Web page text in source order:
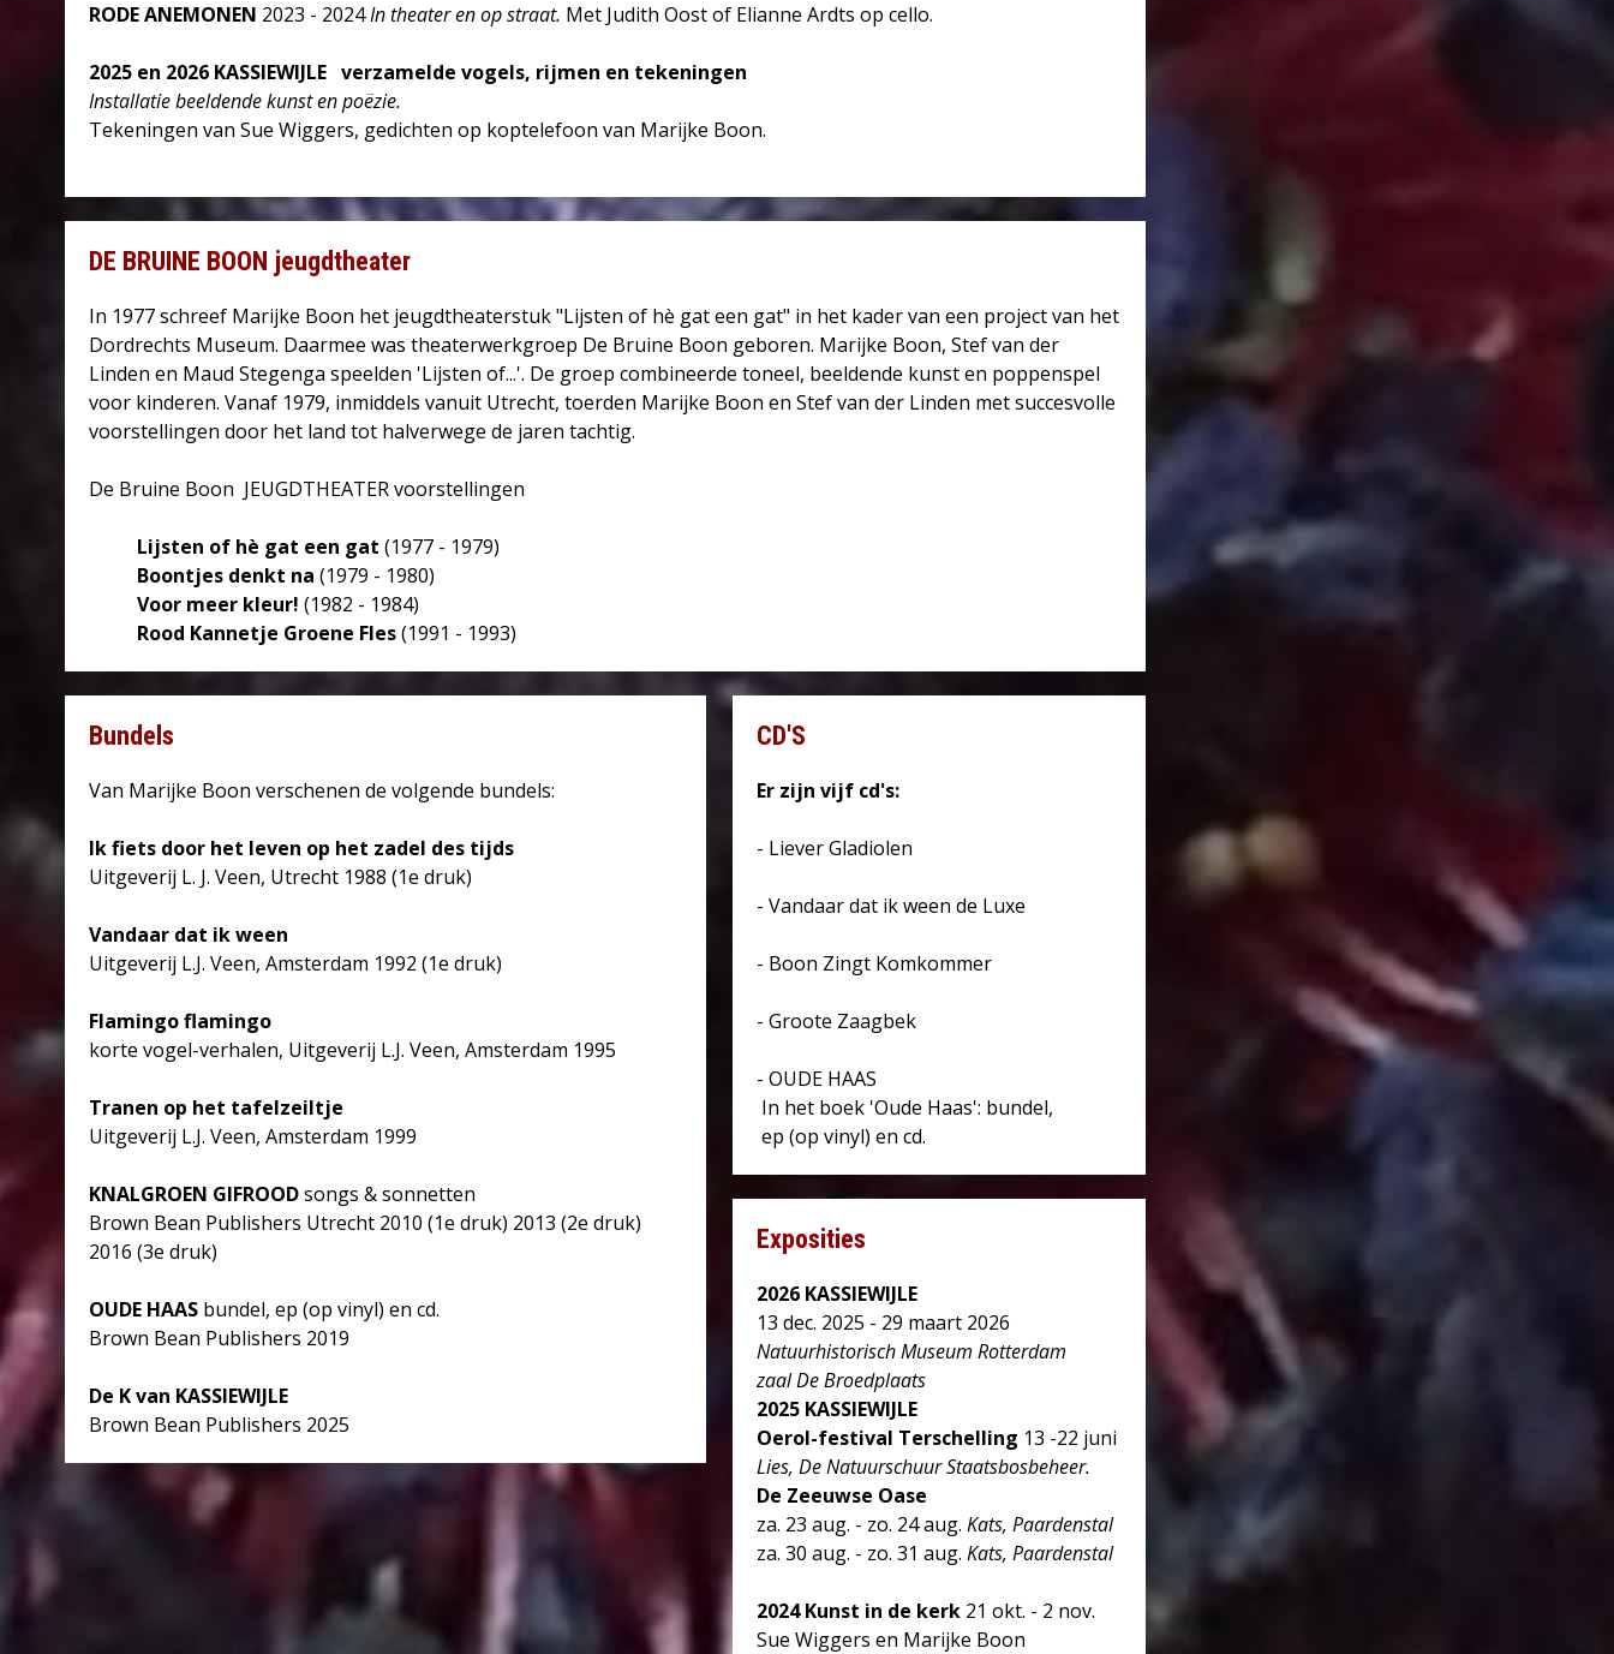
RODE ANEMONEN 2023 - 2024In theater en op straat. Met Judith Oost of Elianne Ardts op cello.
2025 en 2026 KASSIEWIJLE verzamelde vogels, rijmen en tekeningen
Installatie beeldende kunst en poëzie.
Tekeningen van Sue Wiggers, gedichten op koptelefoon van Marijke Boon.
DE BRUINE BOON jeugdtheater
In 1977 schreef Marijke Boon het jeugdtheaterstuk "Lijsten of hè gat een gat" in het kader van een project van het
Dordrechts Museum. Daarmee was theaterwerkgroep De Bruine Boon geboren. Marijke Boon, Stef van der
Linden en Maud Stegenga speelden 'Lijsten of...'. De groep combineerde toneel, beeldende kunst en poppenspel
voor kinderen. Vanaf 1979, inmiddels vanuit Utrecht, toerden Marijke Boon en Stef van der Linden met succesvolle
voorstellingen door het land tot halverwege de jaren tachtig.
De Bruine Boon JEUGDTHEATER voorstellingen
Lijsten of hè gat een gat (1977 - 1979)
Boontjes denkt na (1979 - 1980)
Voor meer kleur! (1982 - 1984)
Rood Kannetje Groene Fles(1991 - 1993)
CD'S
Er zijn vijf cd's:
- Liever Gladiolen
- Vandaar dat ik ween de Luxe
- Boon Zingt Komkommer
- Groote Zaagbek
- OUDE HAAS
In het boek 'Oude Haas': bundel,
ep (op vinyl) en cd.
Exposities
2026 KASSIEWIJLE
13 dec. 2025 - 29 maart 2026
Natuurhistorisch Museum Rotterdam
zaal De Broedplaats
2025 KASSIEWIJLE
Oerol-festival Terschelling 13 -22 juni
Lies, De Natuurschuur Staatsbosbeheer.
De Zeeuwse Oase
za. 23 aug. - zo. 24 aug. Kats, Paardenstal
za. 30 aug. - zo. 31 aug. Kats, Paardenstal
2024 Kunst in de kerk 21 okt. - 2 nov.
Sue Wiggers en Marijke Boon
Bundels
Van Marijke Boon verschenen de volgende bundels:
Ik fiets door het leven op het zadel des tijds
Uitgeverij L. J. Veen, Utrecht 1988 (1e druk)
Vandaar dat ik ween
Uitgeverij L.J. Veen, Amsterdam 1992 (1e druk)
Flamingo flamingo
korte vogel-verhalen, Uitgeverij L.J. Veen, Amsterdam 1995
Tranen op het tafelzeiltje
Uitgeverij L.J. Veen, Amsterdam 1999
KNALGROEN GIFROODsongs & sonnetten
Brown Bean Publishers Utrecht 2010 (1e druk) 2013 (2e druk)
2016 (3e druk)
OUDE HAASbundel, ep (op vinyl) en cd.
Brown Bean Publishers 2019
De K van KASSIEWIJLE
Brown Bean Publishers 2025